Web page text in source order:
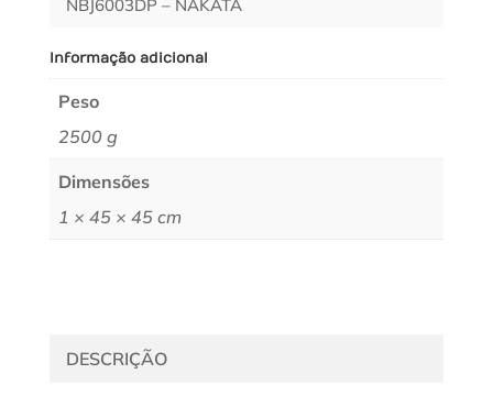
NBJ6003DP – NAKATA
Informação adicional
Peso
2500 g
Dimensões
1 × 45 × 45 cm
DESCRIÇÃO